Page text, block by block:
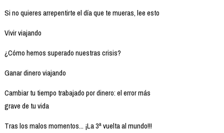
Si no quieres arrepentirte el día que te mueras, lee esto
Vivir viajando
¿Cómo hemos superado nuestras crisis?
Ganar dinero viajando
Cambiar tu tiempo trabajado por dinero: el error más
grave de tu vida
Tras los malos momentos... ¡La 3ª vuelta al mundo!!!